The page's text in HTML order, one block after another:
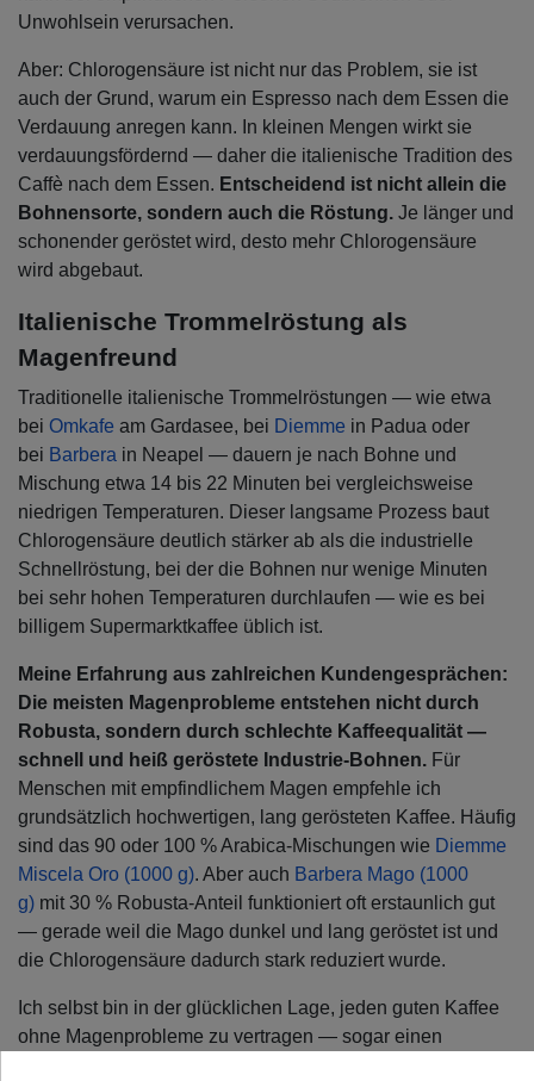
Unwohlsein verursachen.
Aber: Chlorogensäure ist nicht nur das Problem, sie ist
auch der Grund, warum ein Espresso nach dem Essen die
Verdauung anregen kann. In kleinen Mengen wirkt sie
verdauungsfördernd — daher die italienische Tradition des
Caffè nach dem Essen. Entscheidend ist nicht allein die
Bohnensorte, sondern auch die Röstung. Je länger und
schonender geröstet wird, desto mehr Chlorogensäure
wird abgebaut.
Italienische Trommelröstung als
Magenfreund
Traditionelle italienische Trommelröstungen — wie etwa
bei Omkafe am Gardasee, bei Diemme in Padua oder
bei Barbera in Neapel — dauern je nach Bohne und
Mischung etwa 14 bis 22 Minuten bei vergleichsweise
niedrigen Temperaturen. Dieser langsame Prozess baut
Chlorogensäure deutlich stärker ab als die industrielle
Schnellröstung, bei der die Bohnen nur wenige Minuten
bei sehr hohen Temperaturen durchlaufen — wie es bei
billigem Supermarktkaffee üblich ist.
Meine Erfahrung aus zahlreichen Kundengesprächen:
Die meisten Magenprobleme entstehen nicht durch
Robusta, sondern durch schlechte Kaffeequalität —
schnell und heiß geröstete Industrie-Bohnen. Für
Menschen mit empfindlichem Magen empfehle ich
grundsätzlich hochwertigen, lang gerösteten Kaffee. Häufig
sind das 90 oder 100 % Arabica-Mischungen wie Diemme
Miscela Oro (1000 g). Aber auch Barbera Mago (1000
g) mit 30 % Robusta-Anteil funktioniert oft erstaunlich gut
— gerade weil die Mago dunkel und lang geröstet ist und
die Chlorogensäure dadurch stark reduziert wurde.
Ich selbst bin in der glücklichen Lage, jeden guten Kaffee
ohne Magenprobleme zu vertragen — sogar einen